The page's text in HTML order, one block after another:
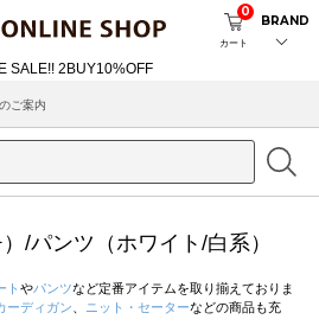
カート
0
BRAND
ご案内
/パンツ（ホワイト/白系）
ト やパンツなど定番アイテムを取り揃えておりま
ーディガン ニット・セーターなどの商品も充